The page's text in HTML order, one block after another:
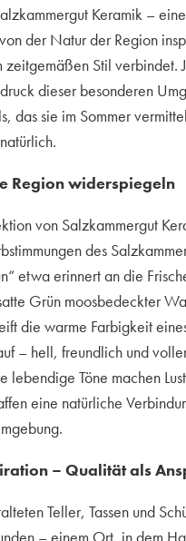
Keramik –
der Natur der Region
zeitgemäßen Stil verbindet.
dieser besonderen
das sie im Sommer
Region widerspiegeln
von Salzkammergut
des
etwa erinnert an die
Grün moosbedeckter
die warme Farbigkeit
– hell, freundlich und
lebendige Töne machen
eine natürliche
– Qualität als
Teller, Tassen und
– einem Ort, in dem